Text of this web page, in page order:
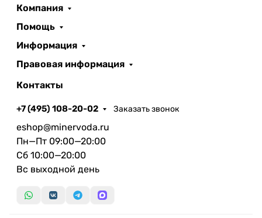
Компания
Помощь
Информация
Правовая информация
Контакты
+7 (495) 108-20-02 Заказать звонок
eshop@minervoda.ru
Пн—Пт 09:00—20:00
Сб 10:00—20:00
Вс выходной день